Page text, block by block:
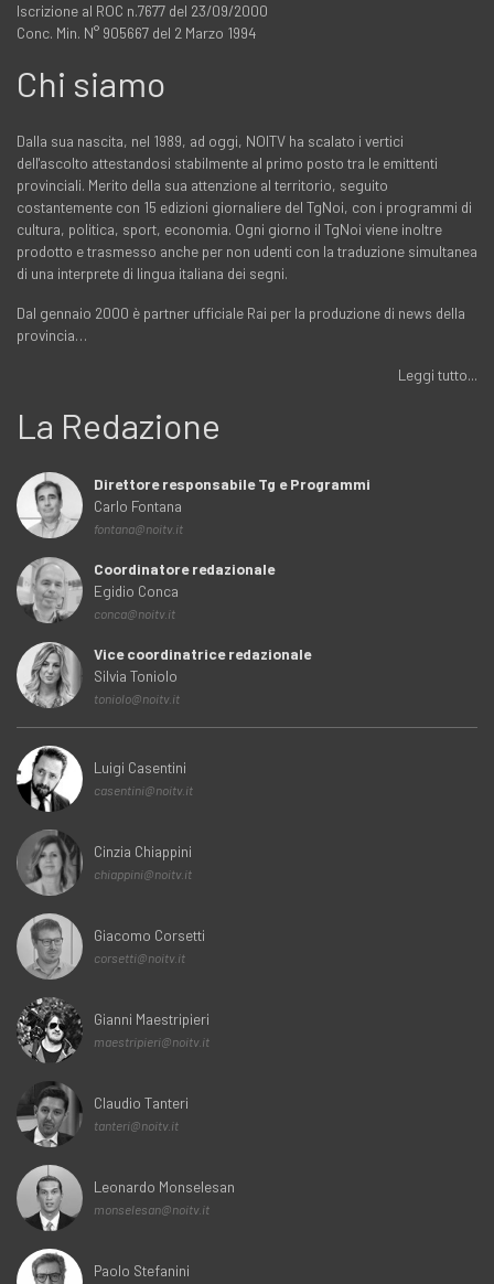
Iscrizione al ROC n.7677 del 23/09/2000
Conc. Min. N° 905667 del 2 Marzo 1994
Chi siamo
Dalla sua nascita, nel 1989, ad oggi, NOITV ha scalato i vertici
dell'ascolto attestandosi stabilmente al primo posto tra le emittenti
provinciali. Merito della sua attenzione al territorio, seguito
costantemente con 15 edizioni giornaliere del TgNoi, con i programmi di
cultura, politica, sport, economia. Ogni giorno il TgNoi viene inoltre
prodotto e trasmesso anche per non udenti con la traduzione simultanea
di una interprete di lingua italiana dei segni.
Dal gennaio 2000 è partner ufficiale Rai per la produzione di news della
provincia…
Leggi tutto...
La Redazione
Direttore responsabile Tg e Programmi
Carlo Fontana
fontana@noitv.it
Coordinatore redazionale
Egidio Conca
conca@noitv.it
Vice coordinatrice redazionale
Silvia Toniolo
toniolo@noitv.it
Luigi Casentini
casentini@noitv.it
Cinzia Chiappini
chiappini@noitv.it
Giacomo Corsetti
corsetti@noitv.it
Gianni Maestripieri
maestripieri@noitv.it
Claudio Tanteri
tanteri@noitv.it
Leonardo Monselesan
monselesan@noitv.it
Paolo Stefanini